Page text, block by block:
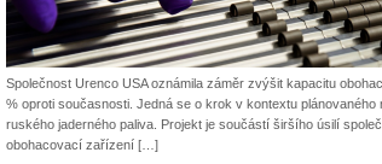
Společnost Urenco USA oznámila záměr zvýšit kapacitu
% oproti současnosti. Jedná se o krok v kontextu
ruského jaderného paliva. Projekt je součástí širšího úsilí
obohacovací zařízení […]